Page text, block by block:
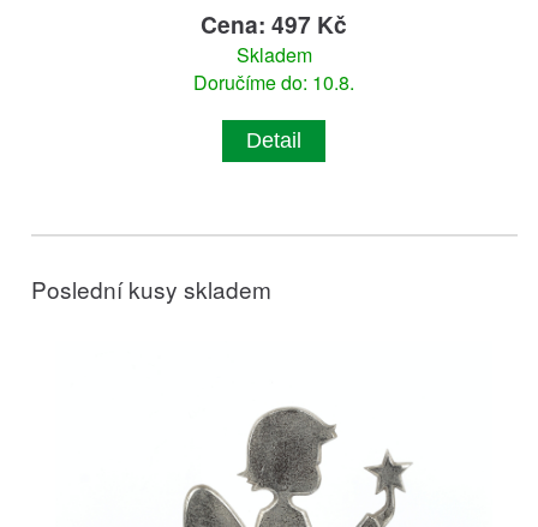
Cena: 497 Kč
Skladem
Doručíme do: 10.8.
Detail
Poslední kusy skladem